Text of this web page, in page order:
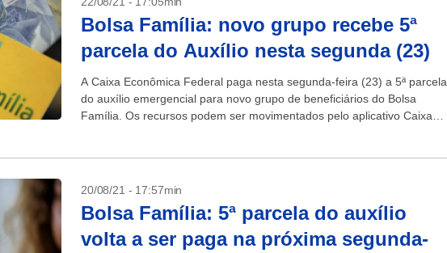
Bolsa Família: novo grupo recebe 5ª
parcela do Auxílio nesta segunda (23)
A Caixa Econômica Federal paga nesta segunda-feira (23) a 5ª parcela
do auxílio emergencial para novo grupo de beneficiários do Bolsa
Família. Os recursos podem ser movimentados pelo aplicativo Caixa
20/08/21 - 17:57min
Bolsa Família: 5ª parcela do auxílio
volta a ser paga na próxima segunda-